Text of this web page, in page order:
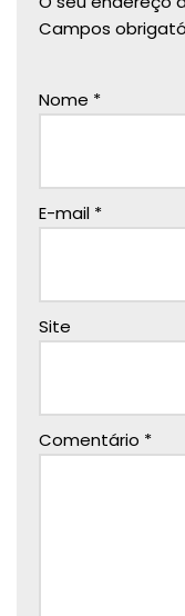
Campos
Nome *
E-mail *
Site
Comentário *